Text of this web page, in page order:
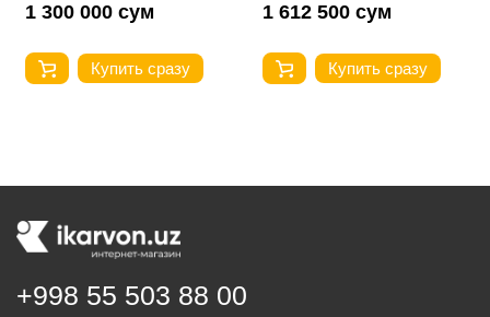
1 300 000 сум
Купить сразу
1 612 500 сум
Купить сразу
+998 55 503 88 00